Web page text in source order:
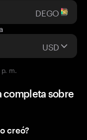
DEGO
USD
m.
completa sobre
creó?